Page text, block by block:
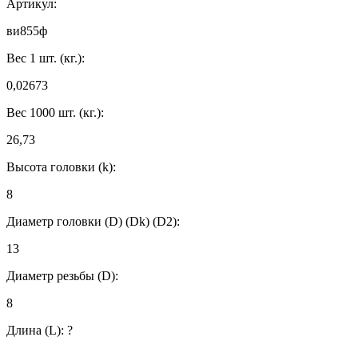
Артикул:
ви855ф
Вес 1 шт. (кг.):
0,02673
Вес 1000 шт. (кг.):
26,73
Высота головки (k):
8
Диаметр головки (D) (Dk) (D2):
13
Диаметр резьбы (D):
8
Длина (L): ?